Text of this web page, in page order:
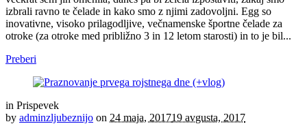
izbrali ravno te čelade in kako smo z njimi zadovoljni. Egg so
inovativne, visoko prilagodljive, večnamenske športne čelade za
otroke (za otroke med približno 3 in 12 letom starosti) in to je bil...
Preberi
in Prispevek
by adminzljubeznijo on 24 maja, 201719 avgusta, 2017